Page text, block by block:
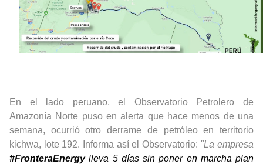
En el lado peruano, el Observatorio Petrolero de
Amazonía Norte puso en alerta que hace menos de una
semana, ocurrió otro derrame de petróleo en territorio
kichwa, lote 192. Informa así el Observatorio: "La empresa
#FronteraEnergy lleva 5 días sin poner en marcha plan